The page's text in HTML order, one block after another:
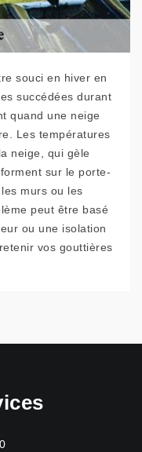
souci en hiver en
succédées durant
quand une neige
Les températures
neige, qui gèle
sur le porte-
murs ou les
peut être basé
ou une isolation
vos gouttières